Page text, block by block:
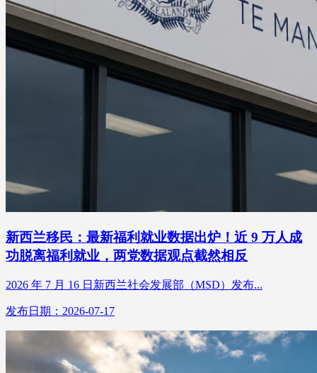
新西兰移民：最新福利就业数据出炉！近 9 万人成
功脱离福利就业，两党数据观点截然相反
2026 年 7 月 16 日新西兰社会发展部（MSD）发布...
发布日期：2026-07-17